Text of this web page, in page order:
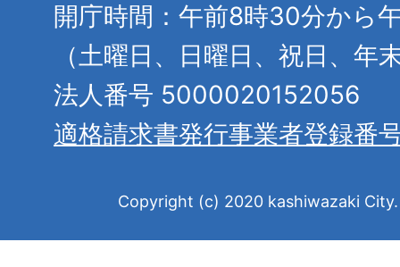
開庁時間：午前8時30分から
（土曜日、日曜日、祝日、年
法人番号 5000020152056
適格請求書発行事業者登録番
Copyright (c) 2020 kashiwazaki